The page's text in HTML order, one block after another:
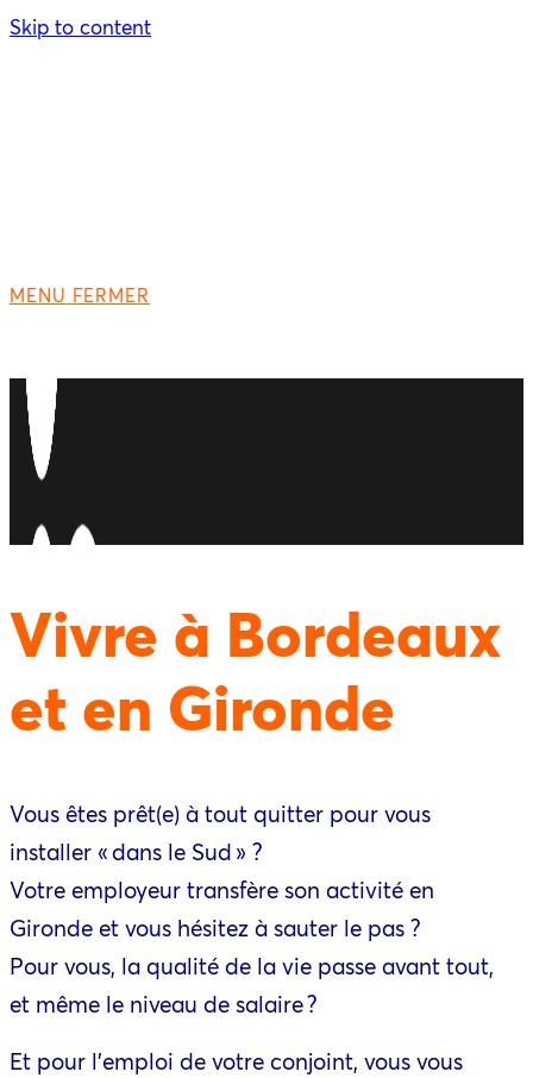
Skip to content
MENU FERMER
Vivre à Bordeaux
et en Gironde
Vous êtes prêt(e) à tout quitter pour vous
installer « dans le Sud » ?
Votre employeur transfère son activité en
Gironde et vous hésitez à sauter le pas ?
Pour vous, la qualité de la vie passe avant tout,
et même le niveau de salaire ?
Et pour l’emploi de votre conjoint, vous vous